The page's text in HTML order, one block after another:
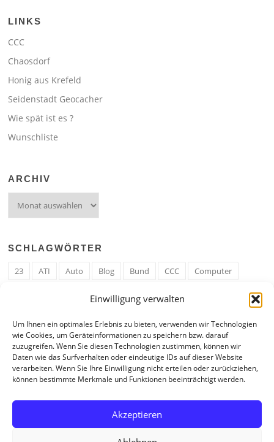
Einwilligung verwalten
Um Ihnen ein optimales Erlebnis zu bieten, verwenden wir Technologien
wie Cookies, um Geräteinformationen zu speichern bzw. darauf
zuzugreifen. Wenn Sie diesen Technologien zustimmen, können wir
Daten wie das Surfverhalten oder eindeutige IDs auf dieser Website
verarbeiten. Wenn Sie Ihre Einwilligung nicht erteilen oder zurückziehen,
können bestimmte Merkmale und Funktionen beeinträchtigt werden.
Akzeptieren
LINKS
CCC
Chaosdorf
Honig aus Krefeld
Seidenstadt Geocacher
Wie spät ist es ?
Wunschliste
ARCHIV
SCHLAGWÖRTER
23 ATI Auto Blog Bund CCC
Computer
Google
Hack Hand HE ICE IE Internet
Krefeld
Liebe Linux u. Software Mail Mann
PHP
RAM
Regeln RZ Spam Spiel Ticker
USA
Video
Weblog Welt WWW Youtube Zahl